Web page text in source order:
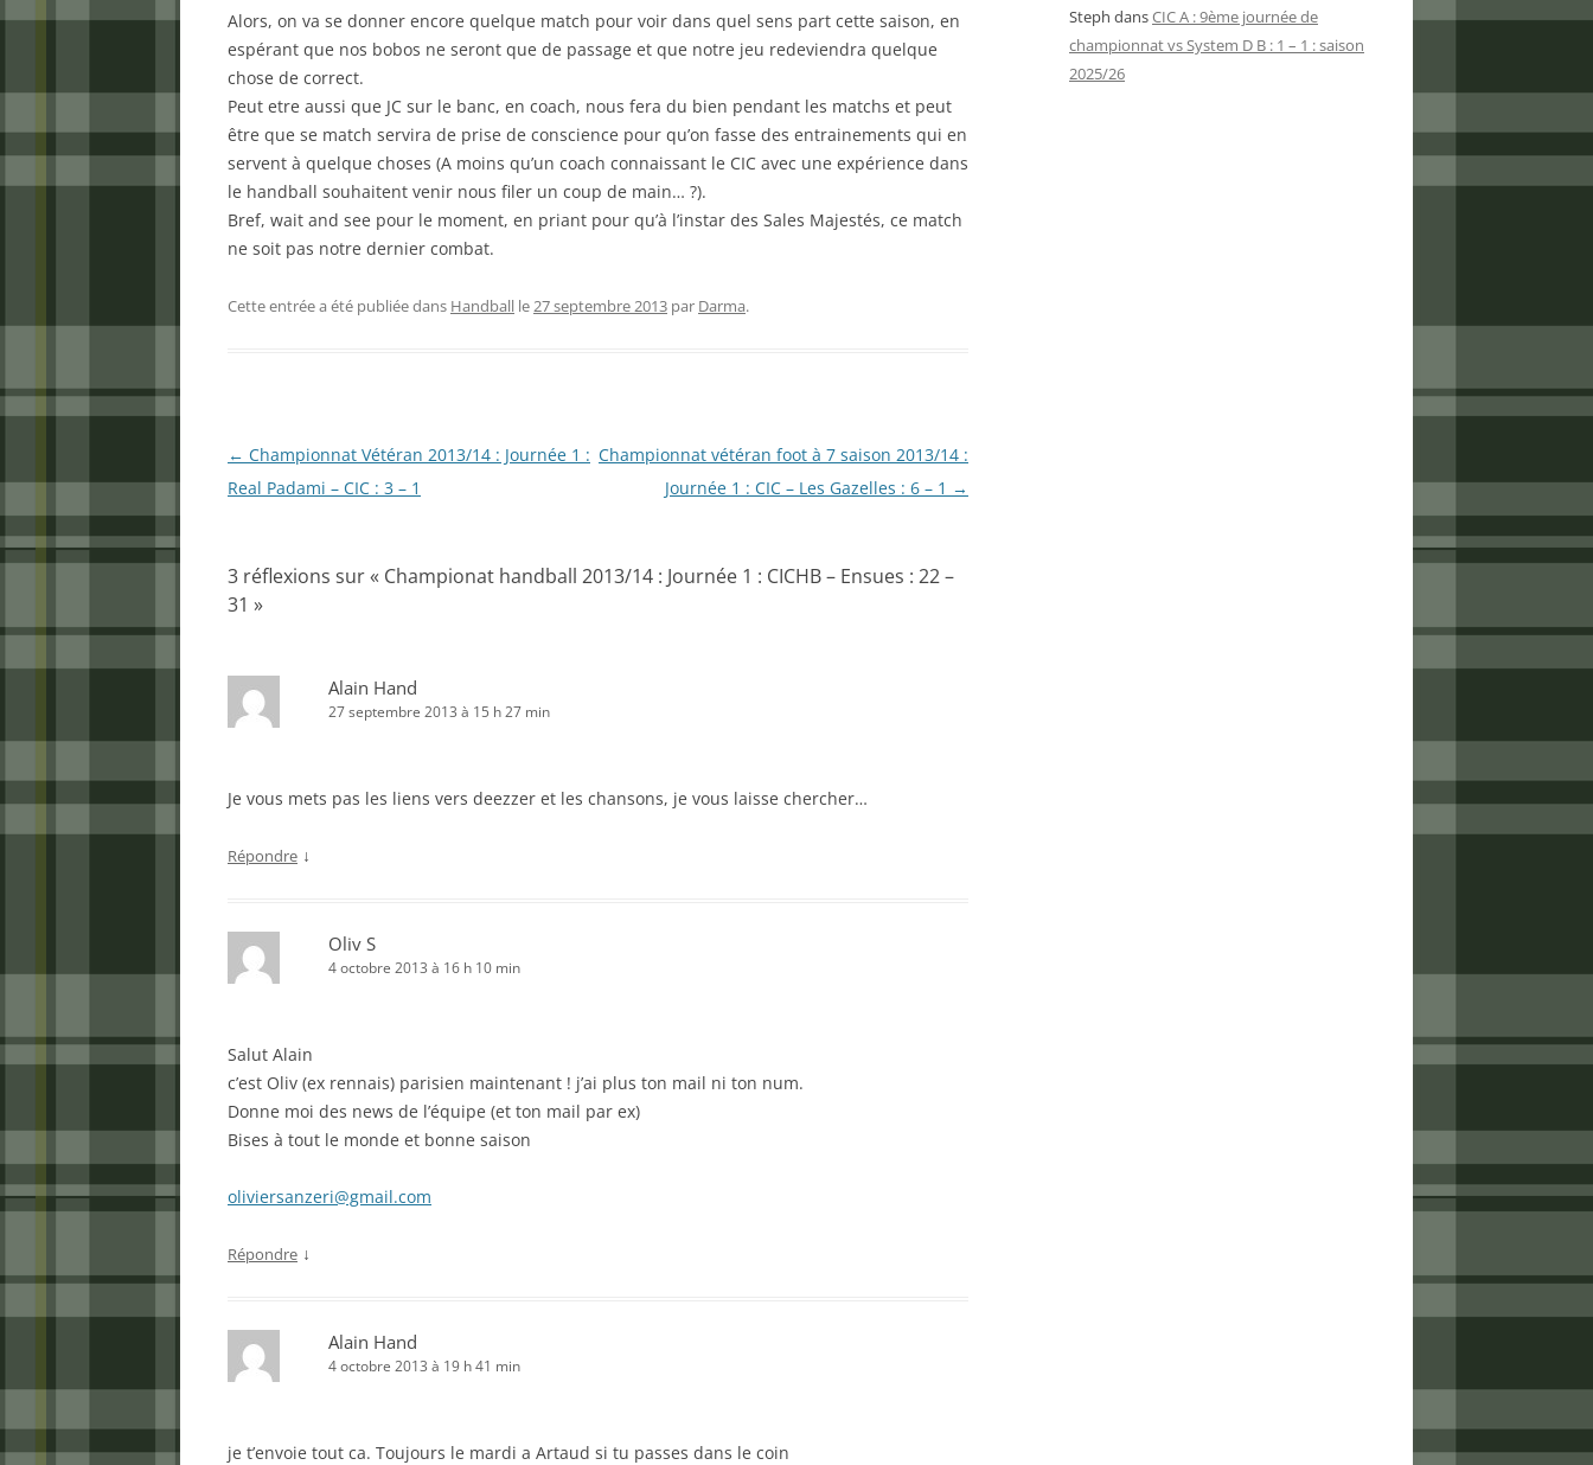
Alors, on va se donner encore quelque match pour voir dans quel sens part cette saison, en
espérant que nos bobos ne seront que de passage et que notre jeu redeviendra quelque
chose de correct.
Peut etre aussi que JC sur le banc, en coach, nous fera du bien pendant les matchs et peut
être que se match servira de prise de conscience pour qu’on fasse des entrainements qui en
servent à quelque choses (A moins qu’un coach connaissant le CIC avec une expérience dans
le handball souhaitent venir nous filer un coup de main… ?).
Bref, wait and see pour le moment, en priant pour qu’à l’instar des Sales Majestés, ce match
ne soit pas notre dernier combat.
Cette entrée a été publiée dans Handball le27 septembre 2013 par Darma.
Navigation
des
← Championnat Vétéran 2013/14 : Journée 1 :
Real Padami – CIC : 3 – 1
Championnat vétéran foot à 7 saison 2013/14 :
Journée 1 : CIC – Les Gazelles : 6 – 1 →
3 réflexions sur « Championat handball 2013/14 : Journée 1 : CICHB – Ensues : 22 –
31 »
Alain Hand
27 septembre 2013 à 15 h 27 min
Je vous mets pas les liens vers deezzer et les chansons, je vous laisse chercher…
Répondre ↓
Oliv S
4 octobre 2013 à 16 h 10 min
Salut Alain
c’est Oliv (ex rennais) parisien maintenant ! j’ai plus ton mail ni ton num.
Donne moi des news de l’équipe (et ton mail par ex)
Bises à tout le monde et bonne saison
oliviersanzeri@gmail.com
Répondre ↓
Alain Hand
4 octobre 2013 à 19 h 41 min
je t’envoie tout ca. Toujours le mardi a Artaud si tu passes dans le coin
Steph dansCIC A : 9ème journée de
championnat vs System D B : 1 – 1 : saison
2025/26